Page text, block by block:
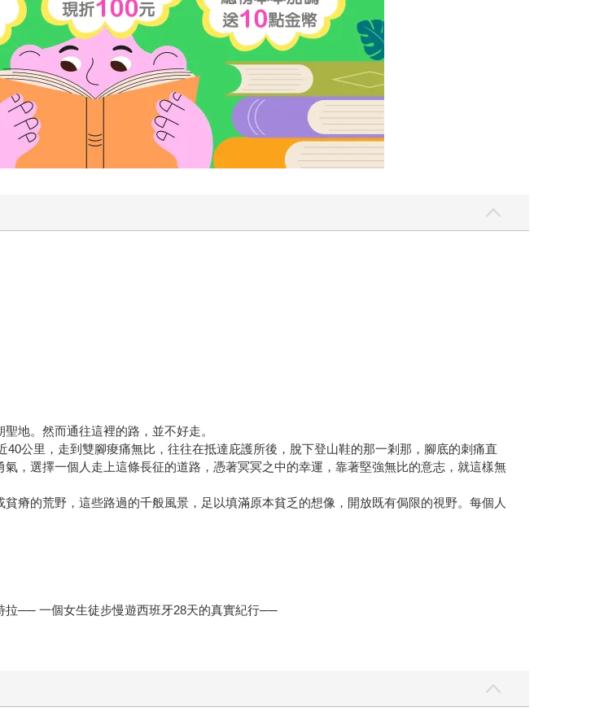
，原來我原本擁有的東西這麼多。」 這就是朝聖之所以迷人的地方，當離開安全而舒適
更懂得珍惜了。 如果，你每天都覺得被生活的壓力擠得喘不過氣來，人生一點都不像個
故事重新回來。 圖片來源:freepik.com
地。然而通往這裡的路，並不好走。
公里，走到雙腳痠痛無比，往往在抵達庇護所後，脫下登山鞋的那一剎那，腳底的刺痛直
，選擇一個人走上這條長征的道路，憑著冥冥之中的幸運，靠著堅強無比的意志，就這樣無
瘠的荒野，這些路過的千般風景，足以填滿原本貧乏的想像，開放既有侷限的視野。每個人
拉── 一個女生徒步慢遊西班牙28天的真實紀行──